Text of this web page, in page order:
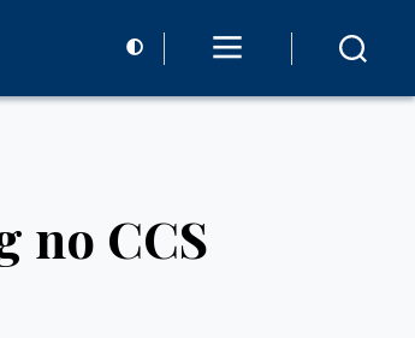
no CCS